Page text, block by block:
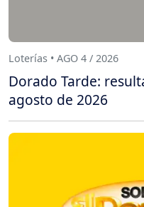
Loterías • AGO 4 / 2026
Dorado Tarde:
agosto de 2026